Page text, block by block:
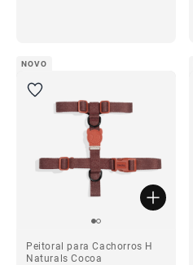
NOVO
Peitoral para Cachorros H
Naturals Cocoa